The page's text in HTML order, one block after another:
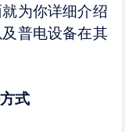
为你详细介绍
普电设备在其
式​